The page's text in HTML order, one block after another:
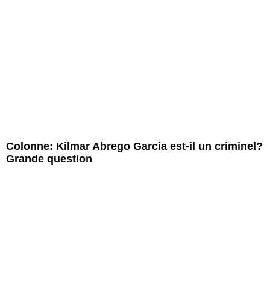
Colonne: Kilmar Abrego Garcia est-il un criminel?
Grande question